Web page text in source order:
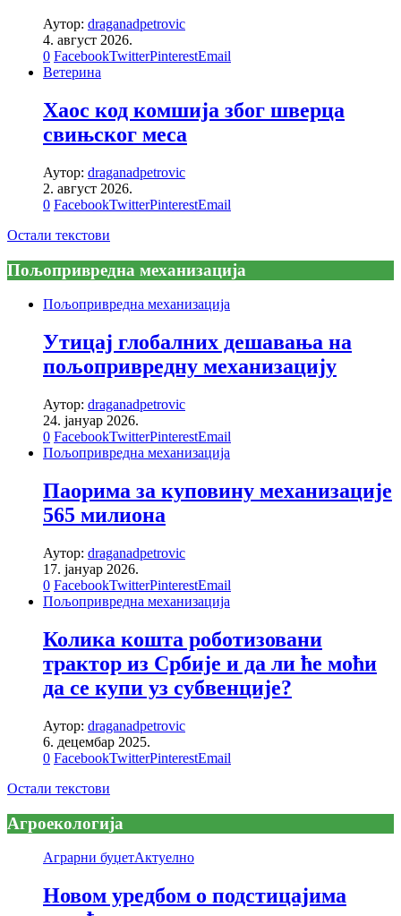
Аутор: draganadpetrovic
4. август 2026.
0 FacebookTwitterPinterestEmail
Ветерина
Хаос код комшија због шверца
свињског меса
Аутор: draganadpetrovic
2. август 2026.
0 FacebookTwitterPinterestEmail
Остали текстови
Пољопривредна механизација
Пољопривредна механизација
Утицај глобалних дешавања на
пољопривредну механизацију
Аутор: draganadpetrovic
24. јануар 2026.
0 FacebookTwitterPinterestEmail
Пољопривредна механизација
Паорима за куповину механизације
565 милиона
Аутор: draganadpetrovic
17. јануар 2026.
0 FacebookTwitterPinterestEmail
Пољопривредна механизација
Колика кошта роботизовани
трактор из Србије и да ли ће моћи
да се купи уз субвенције?
Аутор: draganadpetrovic
6. децембар 2025.
0 FacebookTwitterPinterestEmail
Остали текстови
Агроекологија
Аграрни буџетАктуелно
Новом уредбом о подстицајима